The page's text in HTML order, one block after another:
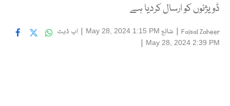
ڈویژنوں کو ارسال کردیا ہے
Faisal Zaheer
| شائع May 28, 2024 1:15 PM
| اپ ڈیٹ
May 28, 2024 2:39 PM
|